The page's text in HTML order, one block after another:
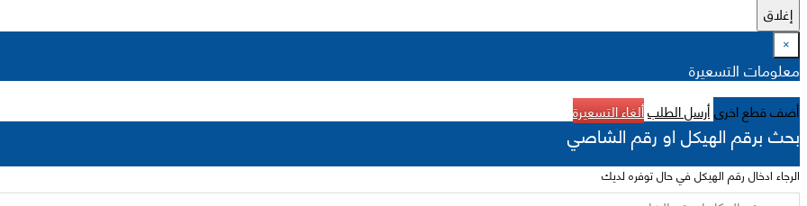
إغلاق
×
معلومات التسعيرة
أضف قطع اخرىأرسل الطلبألغاء التسعيرة
بحث برقم الهيكل او رقم الشاصي
الرجاء ادخال رقم الهيكل في حال توفره لديك